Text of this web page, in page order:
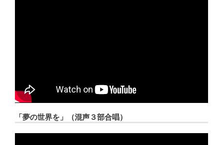
「夢の世界を」（混声３部合唱）